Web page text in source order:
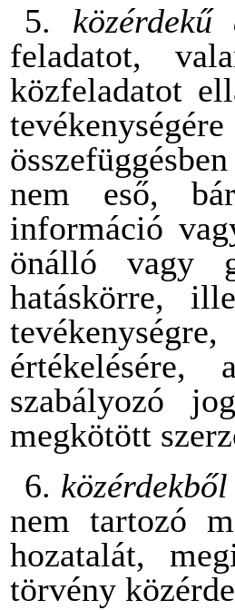
5.
feladatot,
közfeladatot
nem eső,
információ
önálló vagy
hatáskörre,
szabályozó
megkötött
6.
nem tartozó
hozatalát,
törvény